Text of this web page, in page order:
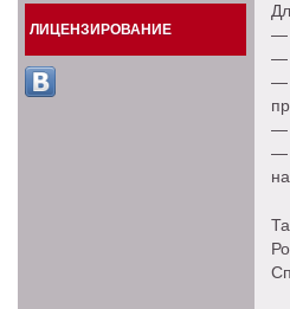
ЛИЦЕНЗИРОВАНИЕ
—
—
—
—
—